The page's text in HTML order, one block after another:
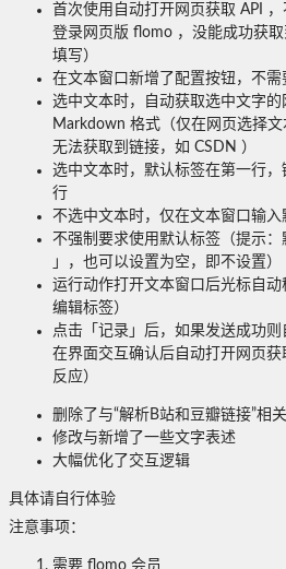
首次使用自动打开网页获取 API
登录网页版 flomo ，没能成功获
填写）
在文本窗口新增了配置按钮，不
选中文本时，自动获取选中文字
Markdown 格式（仅在网页选择
无法获取到链接，如 CSDN ）
选中文本时，默认标签在第一行
行
不选中文本时，仅在文本窗口输入
不强制要求使用默认标签（提示
」，也可以设置为空，即不设置）
运行动作打开文本窗口后光标自
编辑标签）
点击「记录」后，如果发送成功
在界面交互确认后自动打开网页
反应）
删除了与“解析B站和豆瓣链接”相
修改与新增了一些文字表述
大幅优化了交互逻辑
具体请自行体验
注意事项：
需要 flomo 会员